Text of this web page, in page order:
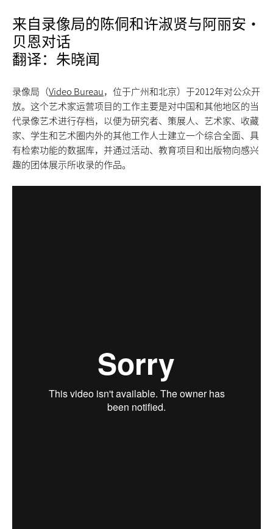
来自录像局的陈侗和许淑贤与阿丽安·
贝恩对话
翻译：朱晓闻
录像局（Video Bureau，位于广州和北京）于2012年对公众开
放。这个艺术家运营项目的工作主要是对中国和其他地区的当
代录像艺术进行存档，以便为研究者、策展人、艺术家、收藏
家、学生和艺术圈内外的其他工作人士建立一个综合全面、具
有检索功能的数据库，并通过活动、教育项目和出版物向感兴
趣的团体展示所收录的作品。